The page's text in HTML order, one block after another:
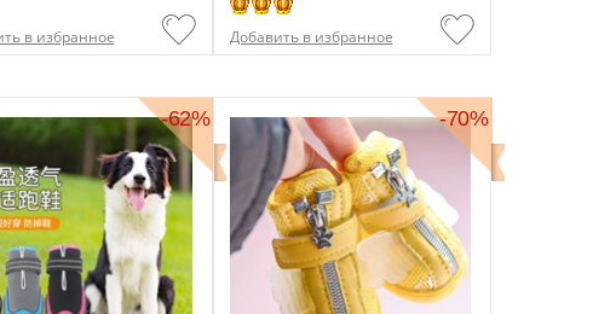
в избранное Добавить в избранное
-62% -70%